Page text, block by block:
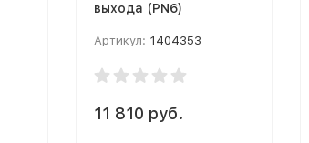
выхода (PN6)
Артикул: 1404353
11 810 руб.